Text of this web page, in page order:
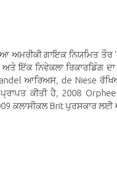
ਗਾਇਕ ਨਿਯਮਿਤ ਤੌਰ '
ਇੱਕ ਨਿਵੇਕਲਾ ਰਿਕਾਰਡਿੰਗ
ਆਰਿਅਸ, de Niese
ਕੀਤੀ ਹੈ, 2008
ਕਲਾਸੀਕਲ Brit ਪੁਰਸਕਾਰ ਲਈ